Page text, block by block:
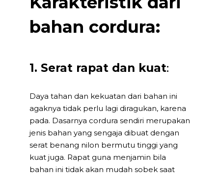
bahan cordura:
1. Serat rapat dan kuat:
Daya tahan dan kekuatan dari bahan ini
agaknya tidak perlu lagi diragukan, karena
pada. Dasarnya cordura sendiri merupakan
jenis bahan yang sengaja dibuat dengan
serat benang nilon bermutu tinggi yang
kuat juga. Rapat guna menjamin bila
bahan ini tidak akan mudah sobek saat